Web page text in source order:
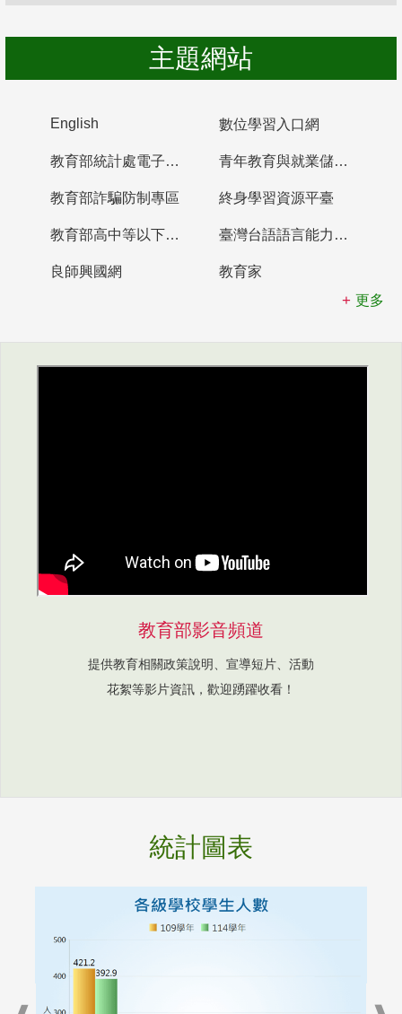
主題網站
English 數位學習入口網
教育部統計處電子書櫃 青年教育與就業儲蓄帳戶
教育部詐騙防制專區 終身學習資源平臺
教育部高中等以下學校及幼兒園教師資格檢定考試 臺灣台語語言能力認證網站
良師興國網
教育家
更多
教育部影音頻道
提供教育相關政策說明、宣導短片、活動
花絮等影片資訊，歡迎踴躍收看！
統計圖表